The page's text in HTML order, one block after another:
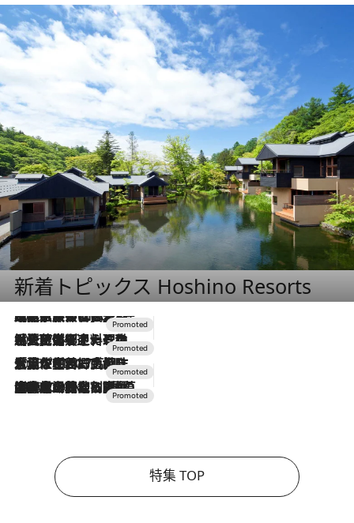
新着トピックス Hoshino Resorts
2026.7.31
【ホテル帰省】という選択肢をOMOが提案。家族とほどよい距離を保つには「昼は実家、夜は気兼ねなくホテルで！」
2026.7.24
【夏限定ディナーコース】旬を迎える稚鮎や花ズッキーニなどをイタリア・トスカーナの郷土料理の手法で満喫！
2026.7.17
「土佐和ハーブかき氷」がOMO7高知に登場！生姜、山椒、大葉など目にも舌にも涼を呼ぶ郷土の味
2026.7.10
NEW OPEN！【界 草津】名湯の地に誕生。趣の異なる2種の温泉と上州ならではの会席・蕎麦割烹など美食を味わう究極の癒やし旅
特集 TOP